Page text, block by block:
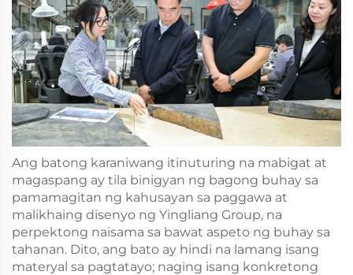
Ang batong karaniwang itinuturing na mabigat at
magaspang ay tila binigyan ng bagong buhay sa
pamamagitan ng kahusayan sa paggawa at
malikhaing disenyo ng Yingliang Group, na
perpektong naisama sa bawat aspeto ng buhay sa
tahanan. Dito, ang bato ay hindi na lamang isang
materyal sa pagtatayo; naging isang konkretong